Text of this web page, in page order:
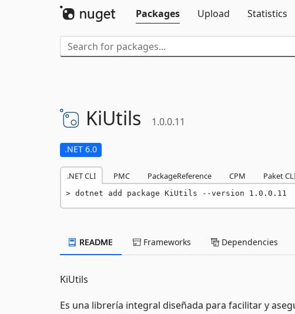
Packages
Upload Statistics
KiUtils 1.0.0.11
.NET 6.0
.NET CLI PMC PackageReference CPM Paket
dotnet add package KiUtils --version 1.0.0.11
README Frameworks Dependencies
KiUtils
Es una librería integral diseñada para facilitar y